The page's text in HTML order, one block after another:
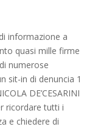
informazione a
quasi mille firme
numerose
sit-in di denuncia 1
DE’CESARINI
ricordare tutti i
e chiedere di